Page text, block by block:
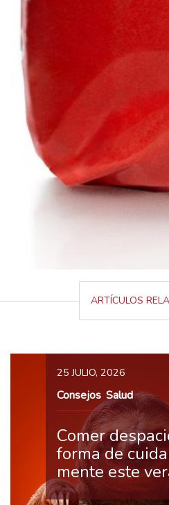
ARTÍCULOS
25 JULIO, 2026
Consejos, Salud
Comer
forma de
mente este